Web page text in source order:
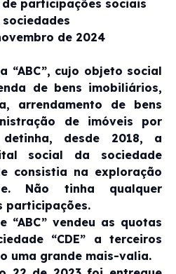
participações sociais
de 2024
“ABC”, cujo objeto social
de bens imobiliários,
arrendamento de bens
de imóveis por
desde 2018, a
social da sociedade
consistia na exploração
Não tinha qualquer
participações.
“ABC” vendeu as quotas
“CDE” a terceiros
uma grande mais-valia.